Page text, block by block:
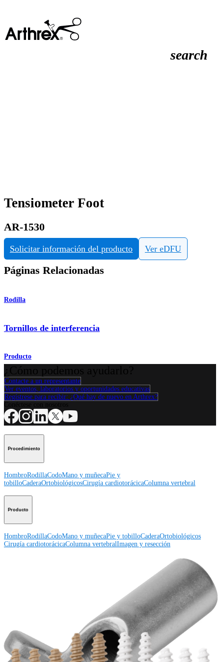
search
Tensiometer Foot
AR-1530
Solicitar información del producto Ver eDFU
Páginas Relacionadas
Rodilla
Tornillos de interferencia
Producto
Contacte a un representante
Ver eventos, laboratorios y oportunidades educativas
Regístrese para recibir: ¿Qué hay de nuevo en Arthrex?
Procedimiento
HombroRodillaCodoMano y muñecaPie y
tobilloCaderaOrtobiológicosCirugía cardiotorácicaColumna vertebral
Producto
HombroRodillaCodoMano y muñecaPie y tobilloCaderaOrtobiológicos
Cirugía cardiotorácicaColumna vertebralImagen y resección
Calendario de cursosArthroLab™ -
Nuestro departamento de educación médica OrthoPedia
Corporación
CorporaciónQuiénes somosEventos comunitariosDivulgación de la cadena